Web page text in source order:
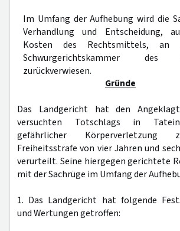
Im Umfang der Aufhebung wird die
Verhandlung und Entscheidung,
Kosten des Rechtsmittels, an
Schwurgerichtskammer des
zurückverwiesen.
Gründe
Das Landgericht hat den
versuchten Totschlags in
gefährlicher
Freiheitsstrafe von vier Jahren und
verurteilt. Seine hiergegen gerichtete
mit der Sachrüge im Umfang der
1. Das Landgericht hat folgende
und Wertungen getroffen: